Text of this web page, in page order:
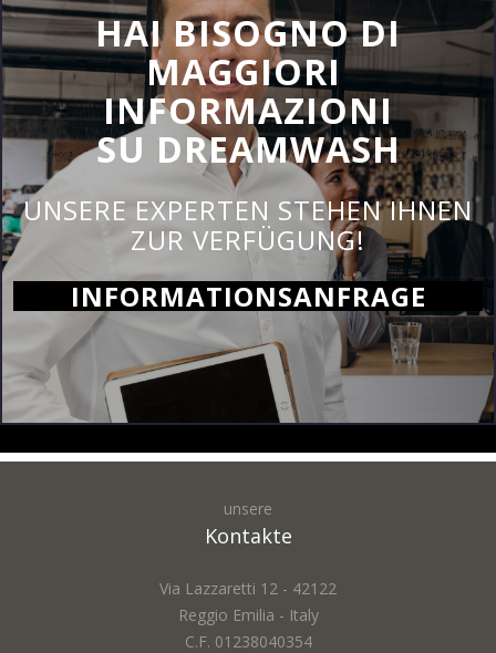
HAI BISOGNO DI
MAGGIORI
INFORMAZIONI
SU DREAMWASH
UNSERE EXPERTEN STEHEN IHNEN
ZUR VERFÜGUNG!
INFORMATIONSANFRAGE
unsere
Kontakte
Via Lazzaretti 12 - 42122
Reggio Emilia - Italy
C.F. 01238040354